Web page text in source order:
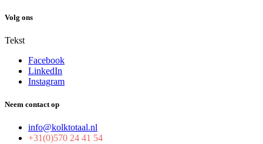
Volg ons
Tekst
Facebook
LinkedIn
Instagram
Neem contact op
info@kolktotaal.nl
+31(0)570 24 41 54